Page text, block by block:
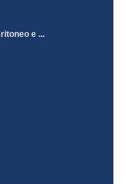
e ...